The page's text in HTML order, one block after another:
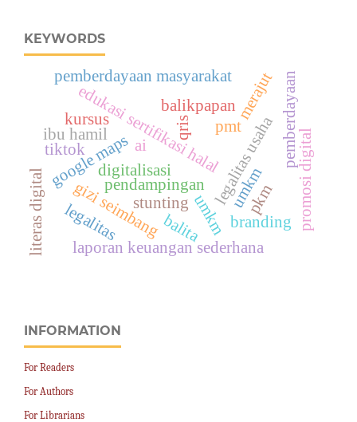
KEYWORDS
umkm
pendampingan legalitas usaha
edukasi sertifikasi halal
pemberdayaan masyarakat
digitalisasi
google maps pemberdayaan
qris
umkm
stunting
gizi seimbang
ibu hamil
balita
pmt
laporan keuangan sederhana
merajut
balikpapan
pkm
ai
literas digital branding
legalitas
tiktok promosi digital
kursus
INFORMATION
For Readers
For Authors
For Librarians